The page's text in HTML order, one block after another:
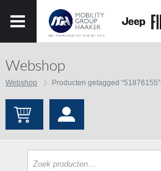
Webshop
Webshop Producten getagged “51876155”